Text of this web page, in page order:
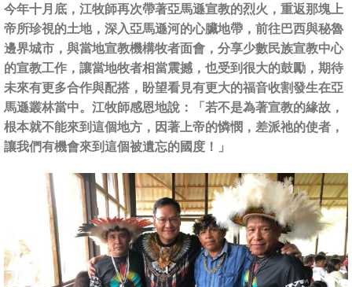
今年十月底，江牧師再次帶著亞馬遜宣教的烈火，重返那塊上
帝所珍視的土地，深入亞馬遜河的心臟地帶，前往巴西與秘魯
邊界城市，與當地宣教機構牧者面會，分享少數民族宣教中心
的宣教工作，讓當地牧者相當震撼，也受到很大的鼓勵，期待
未來有更多合作與配搭，盼望看見有更大的福音收割發生在亞
馬遜叢林當中。江牧師感恩地說：「若不是為著宣教的緣故，
根本就不能來到這個地方，因著上帝的憐憫，差派祂的使者，
讓我們有機會來到這個被遺忘的國度！」